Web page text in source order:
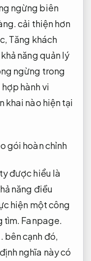
ngừng biên
cải thiện hơn
Tăng khách
năng quản lý
ngừng trong
hợp hành vi
khai nào hiện tại
gói hoàn chỉnh
được hiểu là
năng điều
hiện một công
tìm. Fanpage.
bên cạnh đó,
định nghĩa này có